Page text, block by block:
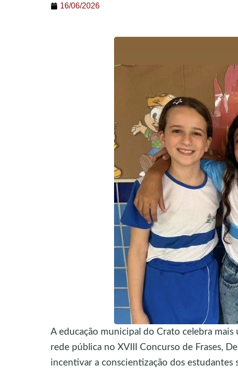
16/06/2026
A educação municipal do Crato celebra
rede pública no XVIII Concurso de Frases,
incentivar a conscientização dos estudantes